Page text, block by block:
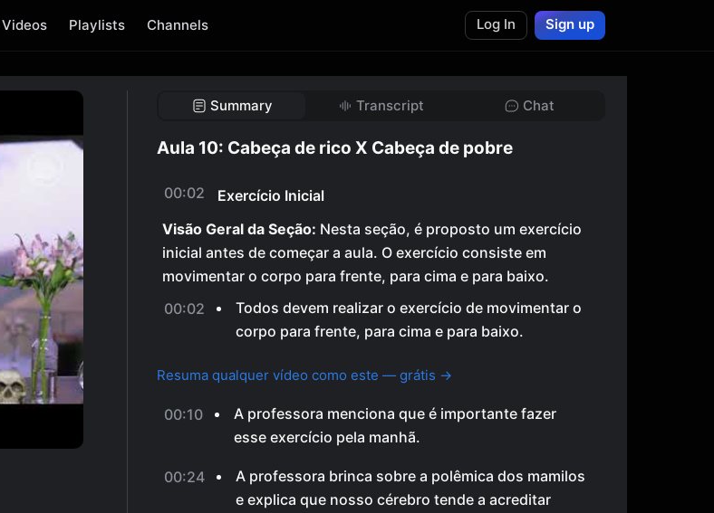
Videos Playlists Channels Log In Sign up
Summary Transcript Chat
Aula 10: Cabeça de rico X Cabeça de pobre
00:02
Exercício Inicial
Visão Geral da Seção: Nesta seção, é proposto um exercício
inicial antes de começar a aula. O exercício consiste em
movimentar o corpo para frente, para cima e para baixo.
00:02
Todos devem realizar o exercício de movimentar o
corpo para frente, para cima e para baixo.
Resuma qualquer vídeo como este — grátis →
00:10
A professora menciona que é importante fazer
esse exercício pela manhã.
00:24
A professora brinca sobre a polêmica dos mamilos
e explica que nosso cérebro tende a acreditar